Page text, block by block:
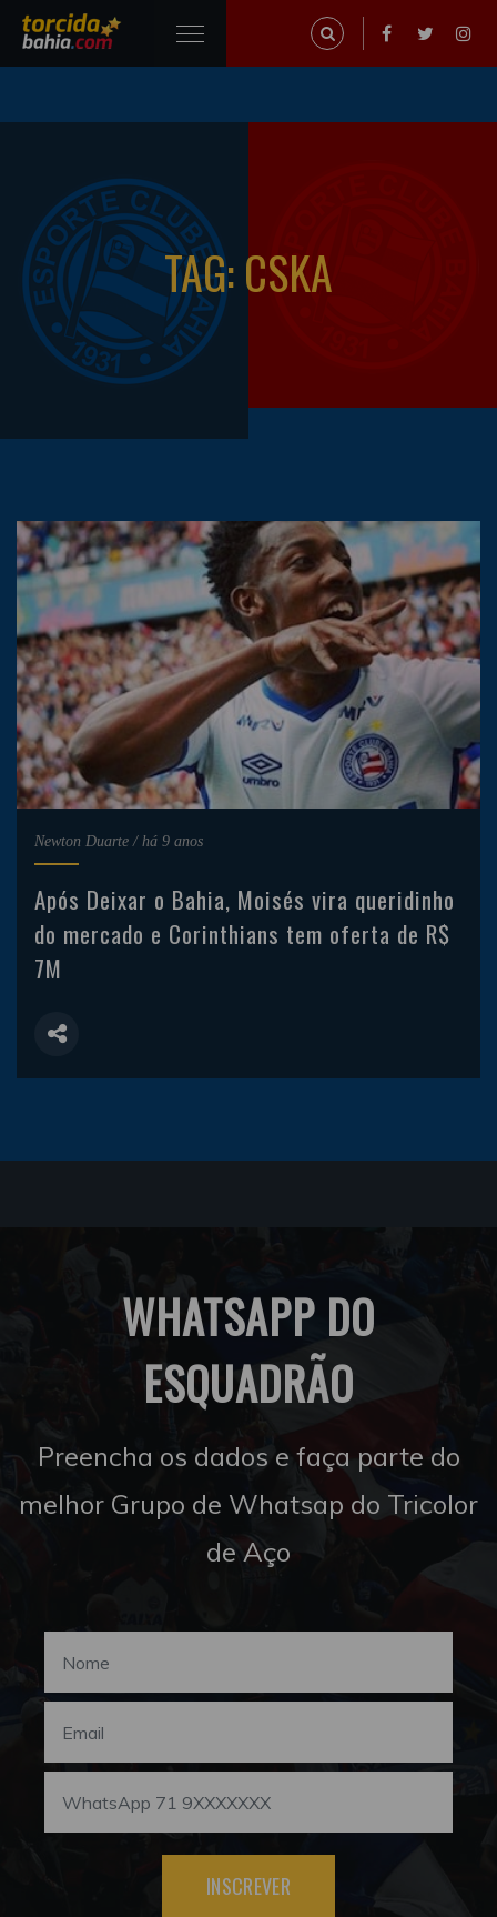
TAG: CSKA
Newton Duarte / há 9 anos
Após Deixar o Bahia, Moisés vira queridinho
do mercado e Corinthians tem oferta de R$
7M
WHATSAPP DO
ESQUADRÃO
Preencha os dados e faça parte do
melhor Grupo de Whatsap do Tricolor
de Aço
INSCREVER